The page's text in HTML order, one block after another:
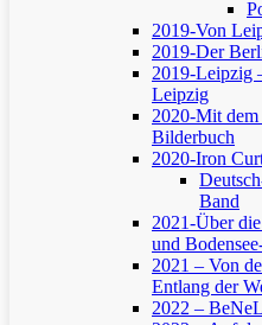
2019-Von
2019-Der
2019-Leipzig
Leipzig
2020-Mit
Bilderbuch
2020-Iron
Band
2021-Über
und
2021 – Von
Entlang der
2022 –